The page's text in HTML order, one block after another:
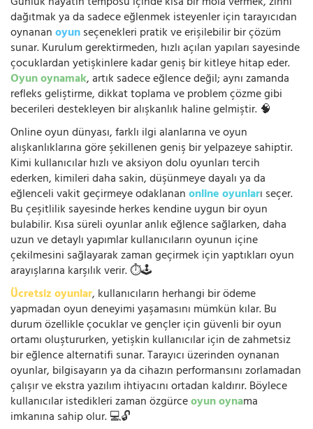
dağıtmak ya da sadece eğlenmek isteyenler için tarayıcıdan
oynananoyunseçenekleri pratik ve erişilebilir bir çözüm
sunar. Kurulum gerektirmeden, hızlı açılan yapıları sayesinde
çocuklardan yetişkinlere kadar geniş bir kitleye hitap eder.
Oyun oynamak, artık sadece eğlence değil; aynı zamanda
refleks geliştirme, dikkat toplama ve problem çözme gibi
becerileri destekleyen bir alışkanlık haline gelmiştir. 🧠
Online oyun dünyası, farklı ilgi alanlarına ve oyun
alışkanlıklarına göre şekillenen geniş bir yelpazeye sahiptir.
Kimi kullanıcılar hızlı ve aksiyon dolu oyunları tercih
ederken, kimileri daha sakin, düşünmeye dayalı ya da
eğlenceli vakit geçirmeye odaklananonline oyunları seçer.
Bu çeşitlilik sayesinde herkes kendine uygun bir oyun
bulabilir. Kısa süreli oyunlar anlık eğlence sağlarken, daha
uzun ve detaylı yapımlar kullanıcıların oyunun içine
çekilmesini sağlayarak zaman geçirmek için yaptıkları oyun
arayışlarına karşılık verir. ⏱️🕹️
Ücretsiz oyunlar, kullanıcıların herhangi bir ödeme
yapmadan oyun deneyimi yaşamasını mümkün kılar. Bu
durum özellikle çocuklar ve gençler için güvenli bir oyun
ortamı oluştururken, yetişkin kullanıcılar için de zahmetsiz
bir eğlence alternatifi sunar. Tarayıcı üzerinden oynanan
oyunlar, bilgisayarın ya da cihazın performansını zorlamadan
çalışır ve ekstra yazılım ihtiyacını ortadan kaldırır. Böylece
kullanıcılar istedikleri zaman özgürceoyun oynama
imkanına sahip olur. 💻🔓